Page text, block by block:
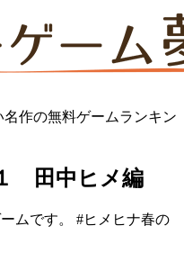
作の無料ゲームランキン
田中ヒメ編
ムです。 #ヒメヒナ春の